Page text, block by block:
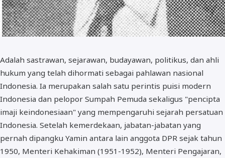
Adalah sastrawan, sejarawan, budayawan, politikus, dan ahli
hukum yang telah dihormati sebagai pahlawan nasional
Indonesia. Ia merupakan salah satu perintis puisi modern
Indonesia dan pelopor Sumpah Pemuda sekaligus "pencipta
imaji keindonesiaan" yang mempengaruhi sejarah persatuan
Indonesia. Setelah kemerdekaan, jabatan-jabatan yang
pernah dipangku Yamin antara lain anggota DPR sejak tahun
1950, Menteri Kehakiman (1951-1952), Menteri Pengajaran,